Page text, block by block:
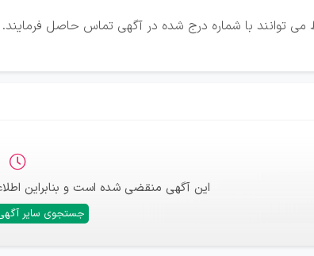
می توانند با شماره درج شده در آگهی تماس حاصل فرمایند.
این آگهی منقضی شده است و بنابراین
جستجوی سایر